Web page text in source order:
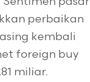
perbaikan
kembali
foreign buy
miliar.